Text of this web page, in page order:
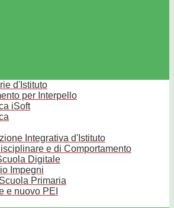
d'Istituto
per Interpello
iSoft
Integrativa d'Istituto
e di Comportamento
Digitale
Impegni
Primaria
e nuovo PEI